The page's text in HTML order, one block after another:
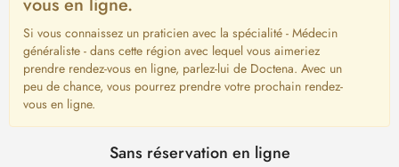
Si vous connaissez un praticien avec la spécialité - Médecin
généraliste - dans cette région avec lequel vous aimeriez
prendre rendez-vous en ligne, parlez-lui de Doctena. Avec un
peu de chance, vous pourrez prendre votre prochain rendez-
vous en ligne.
Sans réservation en ligne